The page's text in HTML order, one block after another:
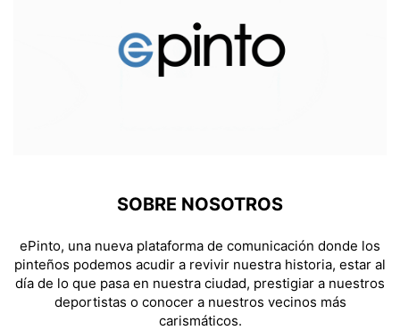
SOBRE NOSOTROS
ePinto, una nueva plataforma de comunicación donde los
pinteños podemos acudir a revivir nuestra historia, estar al
día de lo que pasa en nuestra ciudad, prestigiar a nuestros
deportistas o conocer a nuestros vecinos más
carismáticos.